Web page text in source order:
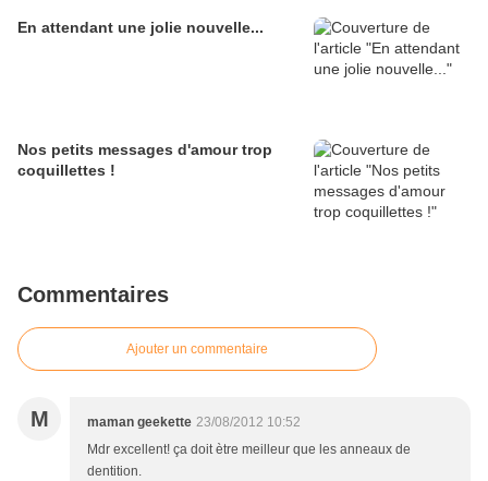
En attendant une jolie nouvelle...
Nos petits messages d'amour trop
coquillettes !
Commentaires
Ajouter un commentaire
M maman geekette 23/08/2012 10:52
Mdr excellent! ça doit ètre meilleur que les anneaux de
dentition.